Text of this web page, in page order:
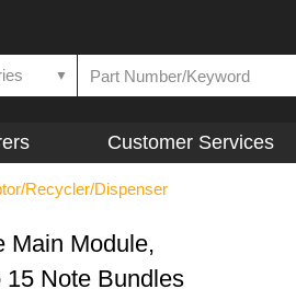
▼
Customer Services
Recycler/Dispenser
Main Module,
Note Bundles